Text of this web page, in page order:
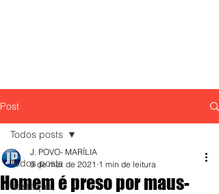
Post
Todos posts
destaque,
Todos posts
Homem é preso por maus-
J. POVO- MARÍLIA
9 de mar. de 2021 1 min de leitura